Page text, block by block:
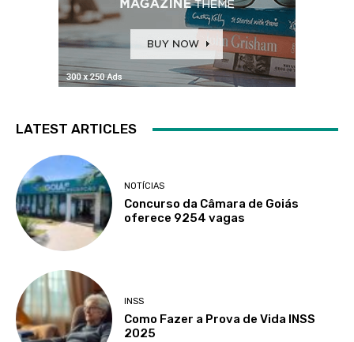
LATEST ARTICLES
NOTÍCIAS
Concurso da Câmara de Goiás
oferece 9254 vagas
INSS
Como Fazer a Prova de Vida INSS
2025